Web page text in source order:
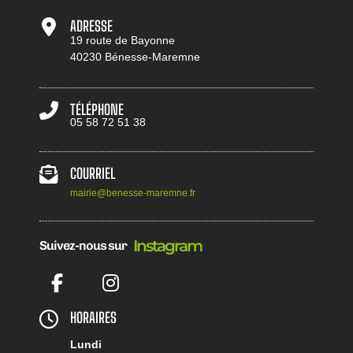
ADRESSE
19 route de Bayonne
40230 Bénesse-Maremne
TÉLÉPHONE
05 58 72 51 38
COURRIEL
mairie@benesse-maremne.fr
Suivez-nous sur Instagram
FacebookInstagram
HORAIRES
Lundi